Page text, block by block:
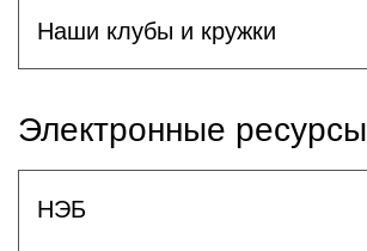
Наши клубы и кружки
Электронные ресурсы
НЭБ